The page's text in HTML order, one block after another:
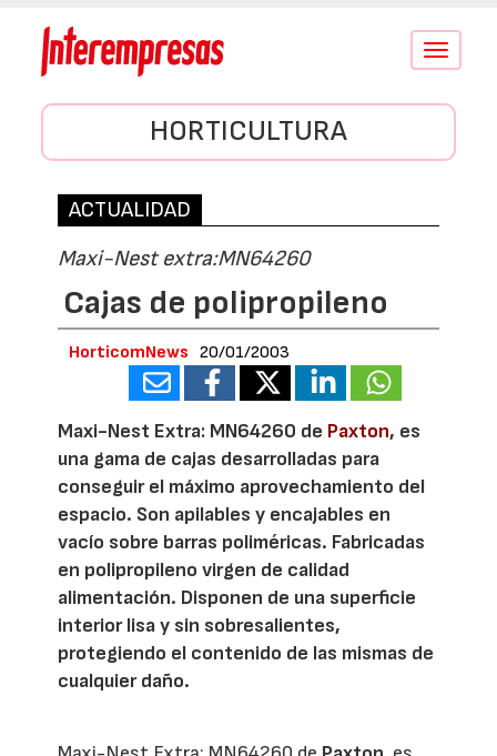
Conmutar
HORTICULTURA
ACTUALIDAD
Maxi-Nest extra:MN64260
Cajas de polipropileno
HorticomNews 20/01/2003
Maxi-Nest Extra: MN64260 de Paxton, es
una gama de cajas desarrolladas para
conseguir el máximo aprovechamiento del
espacio. Son apilables y encajables en
vacío sobre barras poliméricas. Fabricadas
en polipropileno virgen de calidad
alimentación. Disponen de una superficie
interior lisa y sin sobresalientes,
protegiendo el contenido de las mismas de
cualquier daño.